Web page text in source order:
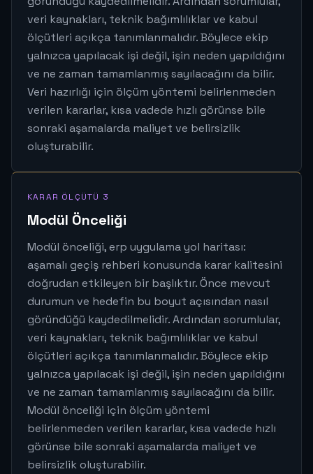
veri kaynakları, teknik bağımlılıklar ve kabul
ölçütleri açıkça tanımlanmalıdır. Böylece ekip
yalnızca yapılacak işi değil, işin neden yapıldığını
ve ne zaman tamamlanmış sayılacağını da bilir.
Veri hazırlığı için ölçüm yöntemi belirlenmeden
verilen kararlar, kısa vadede hızlı görünse bile
sonraki aşamalarda maliyet ve belirsizlik
oluşturabilir.
KARAR ÖLÇÜTÜ 3
Modül Önceliği
Modül önceliği, erp uygulama yol haritası:
aşamalı geçiş rehberi konusunda karar kalitesini
doğrudan etkileyen bir başlıktır. Önce mevcut
durumun ve hedefin bu boyut açısından nasıl
göründüğü kaydedilmelidir. Ardından sorumlular,
veri kaynakları, teknik bağımlılıklar ve kabul
ölçütleri açıkça tanımlanmalıdır. Böylece ekip
yalnızca yapılacak işi değil, işin neden yapıldığını
ve ne zaman tamamlanmış sayılacağını da bilir.
Modül önceliği için ölçüm yöntemi
belirlenmeden verilen kararlar, kısa vadede hızlı
görünse bile sonraki aşamalarda maliyet ve
belirsizlik oluşturabilir.